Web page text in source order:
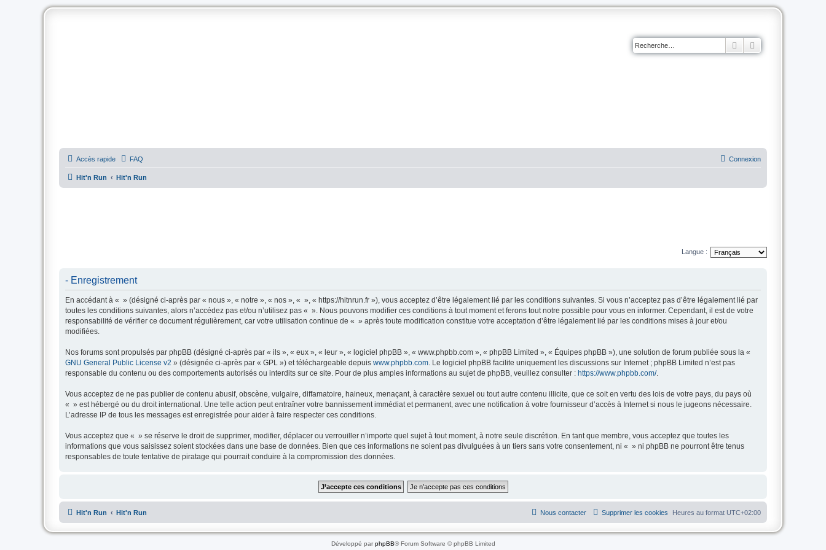
Rechercher
Accès rapide FAQ Connexion
Hit'n Run Hit'n Run
Langue :
- Enregistrement
En accédant à « » (désigné ci-après par « nous », « notre », « nos », « », « https://hitnrun.fr »), vous acceptez d’être légalement lié par les conditions suivantes. Si vous n’acceptez pas d’être légalement lié par
toutes les conditions suivantes, alors n’accédez pas et/ou n’utilisez pas « ». Nous pouvons modifier ces conditions à tout moment et ferons tout notre possible pour vous en informer. Cependant, il est de votre
responsabilité de vérifier ce document régulièrement, car votre utilisation continue de « » après toute modification constitue votre acceptation d’être légalement lié par les conditions mises à jour et/ou
modifiées.
Nos forums sont propulsés par phpBB (désigné ci-après par « ils », « eux », « leur », « logiciel phpBB », « www.phpbb.com », « phpBB Limited », « Équipes phpBB »), une solution de forum publiée sous la «
GNU General Public License v2 » (désignée ci-après par « GPL ») et téléchargeable depuis www.phpbb.com . Le logiciel phpBB facilite uniquement les discussions sur Internet ; phpBB Limited n’est pas
responsable du contenu ou des comportements autorisés ou interdits sur ce site. Pour de plus amples informations au sujet de phpBB, veuillez consulter : https://www.phpbb.com/.
Vous acceptez de ne pas publier de contenu abusif, obscène, vulgaire, diffamatoire, haineux, menaçant, à caractère sexuel ou tout autre contenu illicite, que ce soit en vertu des lois de votre pays, du pays où
« » est hébergé ou du droit international. Une telle action peut entraîner votre bannissement immédiat et permanent, avec une notification à votre fournisseur d’accès à Internet si nous le jugeons nécessaire.
L’adresse IP de tous les messages est enregistrée pour aider à faire respecter ces conditions.
Vous acceptez que « » se réserve le droit de supprimer, modifier, déplacer ou verrouiller n’importe quel sujet à tout moment, à notre seule discrétion. En tant que membre, vous acceptez que toutes les
informations que vous saisissez soient stockées dans une base de données. Bien que ces informations ne soient pas divulguées à un tiers sans votre consentement, ni « » ni phpBB ne pourront être tenus
responsables de toute tentative de piratage qui pourrait conduire à la compromission des données.
Hit'n Run Hit'n Run Heures au format UTC+02:00
Supprimer les cookies
Nous contacter
Développé parphpBB® Forum Software © phpBB Limited